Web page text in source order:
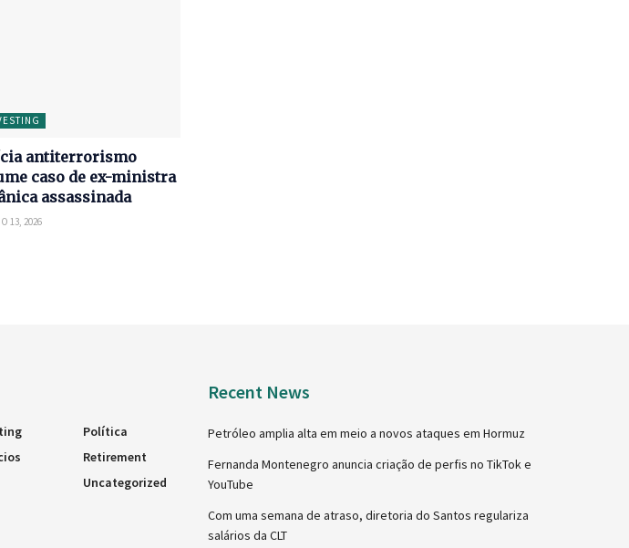
antiterrorismo
caso de ex-ministra
assassinada
13, 2026
Política
Retirement
Uncategorized
Recent News
Petróleo amplia alta em meio a novos ataques em Hormuz
Fernanda Montenegro anuncia criação de perfis no TikTok e
YouTube
Com uma semana de atraso, diretoria do Santos regulariza
salários da CLT